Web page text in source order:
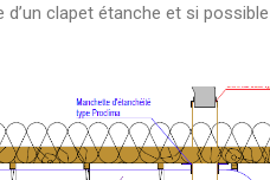
d’un clapet étanche et si